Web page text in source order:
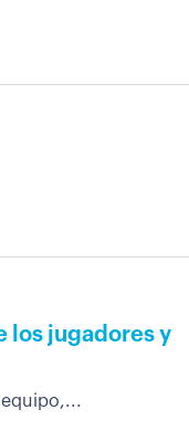
los jugadores y